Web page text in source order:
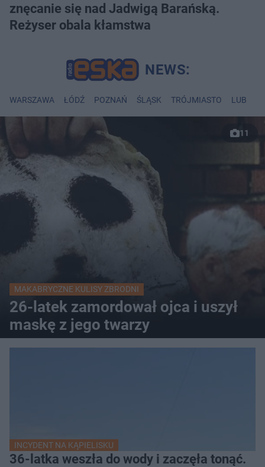
znęcanie się nad Jadwigą Barańską.
Reżyser obala kłamstwa
WARSZAWA ŁÓDŹ POZNAŃ ŚLĄSK TRÓJMIASTO LUBLIN
11
MAKABRYCZNE KULISY ZBRODNI
26-latek zamordował ojca i uszył
maskę z jego twarzy
INCYDENT NA KĄPIELISKU
36-latka weszła do wody i zaczęła tonąć.